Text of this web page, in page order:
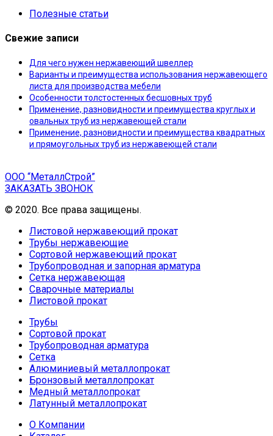
Полезные статьи
Свежие записи
Для чего нужен нержавеющий швеллер
Варианты и преимущества использования нержавеющего
листа для производства мебели
Особенности толстостенных бесшовных труб
Применение, разновидности и преимущества круглых и
овальных труб из нержавеющей стали
Применение, разновидности и преимущества квадратных
и прямоугольных труб из нержавеющей стали
ООО “МеталлСтрой”
ЗАКАЗАТЬ ЗВОНОК
© 2020. Все права защищены.
Листовой нержавеющий прокат
Трубы нержавеющие
Сортовой нержавеющий прокат
Трубопроводная и запорная арматура
Сетка нержавеющая
Сварочные материалы
Листовой прокат
Трубы
Сортовой прокат
Трубопроводная арматура
Сетка
Алюминиевый металлопрокат
Бронзовый металлопрокат
Медный металлопрокат
Латунный металлопрокат
О Компании